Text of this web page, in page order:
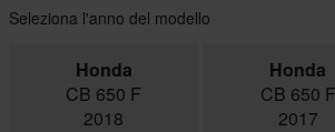
Seleziona l'anno del modello
Honda
CB 650 F
2018
Honda
CB 650 F
2017